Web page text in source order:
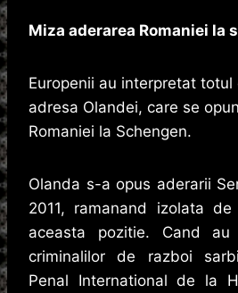
Miza aderarea Romaniei la
Europenii au interpretat totul
adresa Olandei, care se
Romaniei la Schengen.
Olanda s-a opus aderarii
2011, ramanand izolata
aceasta pozitie. Cand au
criminalilor de razboi
Penal International de la